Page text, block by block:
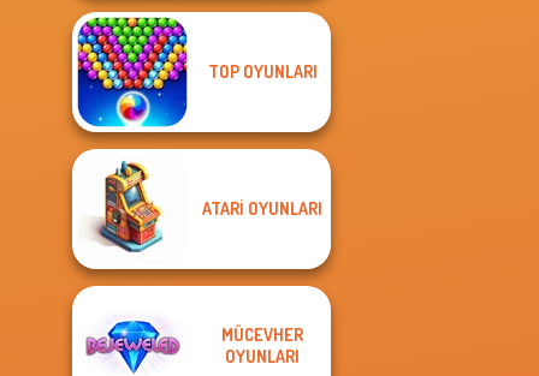
TOP OYUNLARI
ATARI OYUNLARI
MÜCEVHER
OYUNLARI